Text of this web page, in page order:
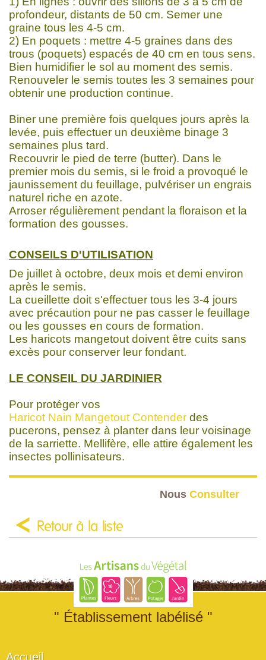
profondeur, distants de 50 cm. Semer une
graine tous les 4-5 cm.
2) En poquets : mettre 4-5 graines dans des
trous (poquets) espacés de 40 cm en tous sens.
Bien humidifier le sol au moment des semis.
Renouveler le semis toutes les 3 semaines pour
obtenir une production continue.
Biner une première fois quelques jours après la
levée, puis effectuer un deuxième binage 3
semaines plus tard.
Recouvrir le pied de terre (butter). Dans le
premier mois du semis, si le froid a provoqué le
jaunissement du feuillage, pulvériser un engrais
naturel riche en azote.
Arroser régulièrement pendant la floraison et la
formation des gousses.
CONSEILS D'UTILISATION
De juillet à octobre, deux mois et demi environ
après le semis.
La cueillette doit s'effectuer tous les 3-4 jours
avec précaution pour ne pas casser le feuillage
ou les gousses en cours de formation.
Les haricots mangetout doivent être cuits sans
excès pour conserver leur fondant.
LE CONSEIL DU JARDINIER
Pour protéger vos
Haricot Nain Mangetout Contender des
pucerons, pensez à planter dans leur voisinage
de la sarriette. Mellifère, elle attire également les
insectes pollinisateurs.
Nous Consulter
Retour à la liste
" Établissement labélisé "
Accueil